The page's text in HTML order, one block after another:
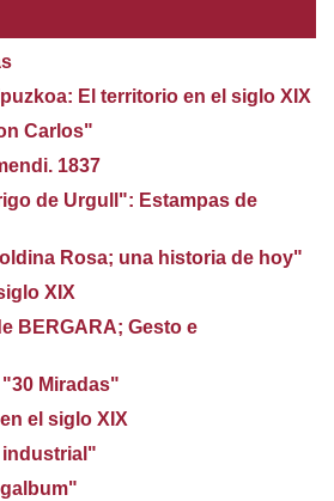
El territorio en el siglo XIX
Carlos"
1837
de Urgull": Estampas de
Rosa; una historia de hoy"
XIX
BERGARA; Gesto e
"30 Miradas"
el siglo XIX
industrial"